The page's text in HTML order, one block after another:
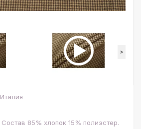
>
Италия
Состав 85% хлопок 15% полиэстер.